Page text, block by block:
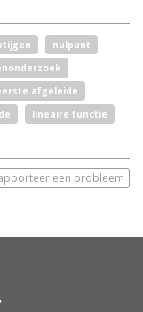
nulpunt
afgeleide
lineaire functie
een probleem